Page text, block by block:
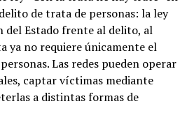
de trata de personas: la ley
del Estado frente al delito, al
ya no requiere únicamente el
Las redes pueden operar
captar víctimas mediante
a distintas formas de